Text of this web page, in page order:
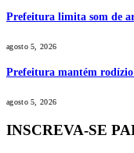
Prefeitura limita som de
agosto 5, 2026
Prefeitura mantém rodízio
agosto 5, 2026
INSCREVA-SE